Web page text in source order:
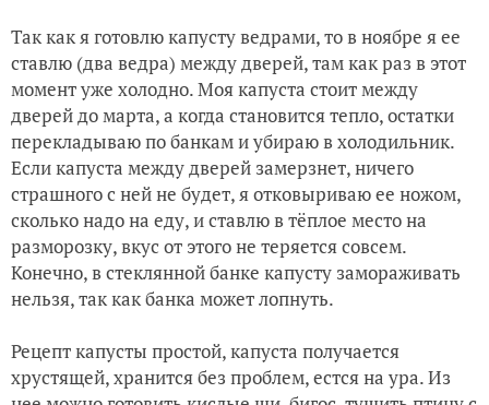
Так как я готовлю капусту ведрами, то в ноябре я ее
ставлю (два ведра) между дверей, там как раз в этот
момент уже холодно. Моя капуста стоит между
дверей до марта, а когда становится тепло, остатки
перекладываю по банкам и убираю в холодильник.
Если капуста между дверей замерзнет, ничего
страшного с ней не будет, я отковыриваю ее ножом,
сколько надо на еду, и ставлю в тёплое место на
разморозку, вкус от этого не теряется совсем.
Конечно, в стеклянной банке капусту замораживать
нельзя, так как банка может лопнуть.
Рецепт капусты простой, капуста получается
хрустящей, хранится без проблем, естся на ура. Из